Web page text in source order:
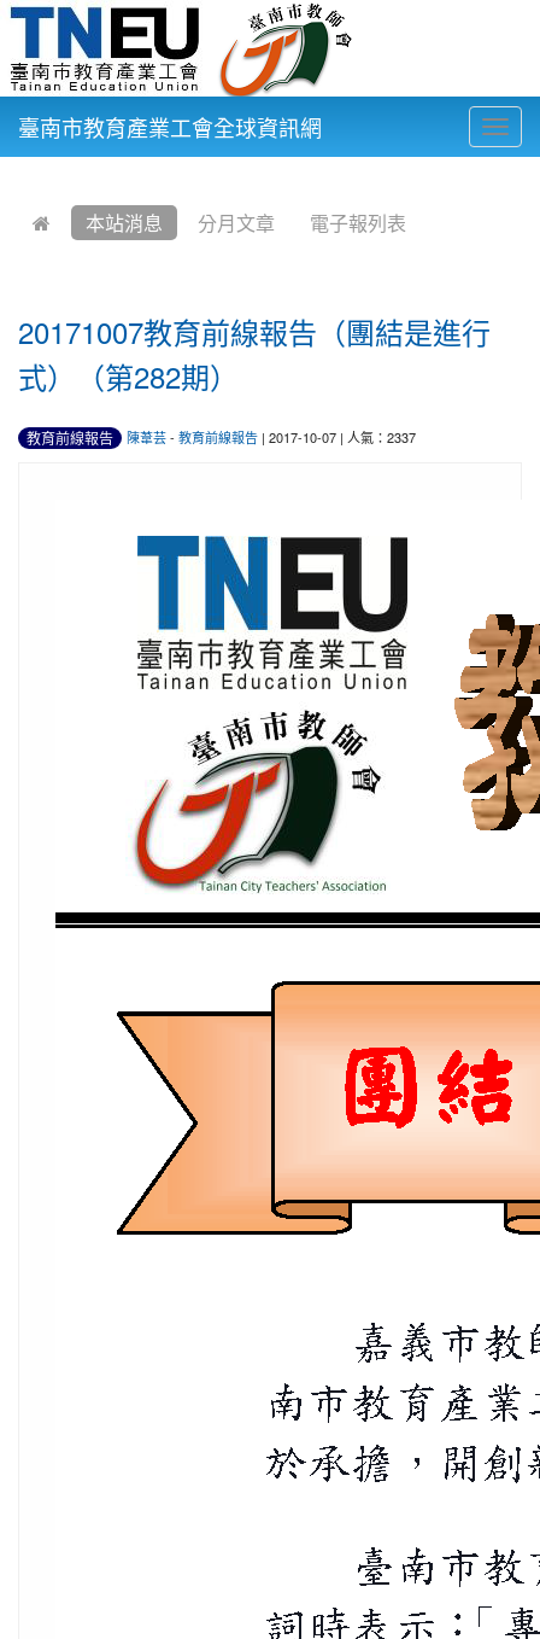
臺南市教育產業工會全球資訊網
本站消息 分月文章 電子報列表
20171007教育前線報告（團結是進行
式）（第282期）
教育前線報告 陳葦芸- 教育前線報告 | 2017-10-07 | 人氣：2337